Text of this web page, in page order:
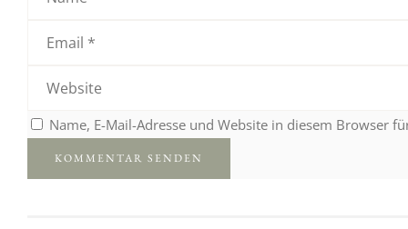
Name, E-Mail-Adresse und Website in diesem Browser